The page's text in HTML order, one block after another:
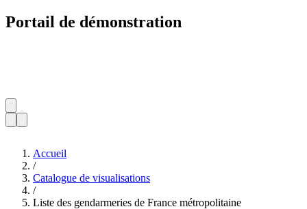
Portail de démonstration
Accueil
/
Catalogue de visualisations
/
Liste des gendarmeries de France métropolitaine